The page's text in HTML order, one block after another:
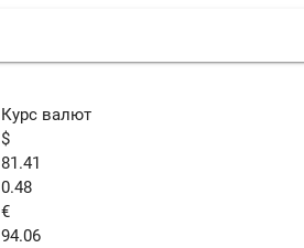
Курс валют
$
81.41
0.48
€
94.06